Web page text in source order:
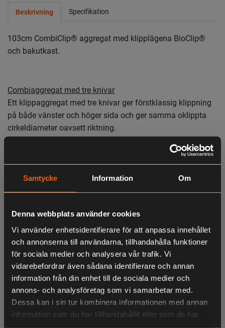
Samtycke Information Om
Denna webbplats använder cookies
Vi använder enhetsidentifierare för att anpassa innehållet
och annonserna till användarna, tillhandahålla funktioner
för sociala medier och analysera vår trafik. Vi
vidarebefordrar även sådana identifierare och annan
information från din enhet till de sociala medier och
annons- och analysföretag som vi samarbetar med.
Dessa kan i sin tur kombinera informationen med annan
information som du har tillhandahållit eller som de har
Beskrivning Specifikation
103cm CombiClip® aggregat med klipplägena BioClip®
och bakutkast.
Combiaggregat med tre knivar
Ett klippaggregat med tre knivar ger förstklassig klippning
på både vänster och höger sida och ger samma oklippta
cirkeldiameter oavsett riktning.
Combiaggregat
Med Combi-klippaggregatet kan du välja mellan två olika
klippsystem beroende på förhållandena. Välj BioClip® för
klippning i områden med högre och grövre gräs.
Flytande klippaggregat
Det flytande klippaggregatet följer markens konturer och
minskar risken att "skalpera" gräsmattan.
Serviceläge
LIKNANDE PRODUKTER